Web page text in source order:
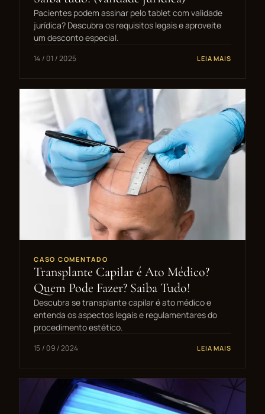
Pacientes podem assinar pelo tablet com validade
jurídica? Descubra os requisitos legais e aproveite
um desconto especial.
14 / 01 / 2025 LEIA MAIS
CASO COMENTADO
Transplante Capilar é Ato Médico?
Quem Pode Fazer? Saiba Tudo!
Descubra se transplante capilar é ato médico e
entenda os aspectos legais e regulamentares do
procedimento estético.
15 / 09 / 2024 LEIA MAIS